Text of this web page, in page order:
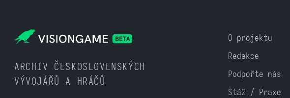
ARCHIV ČESKOSLOVENSKÝCH
VÝVOJÁŘŮ A HRÁČŮ
O projektu
Redakce
Podpořte nás
Stáž / Praxe